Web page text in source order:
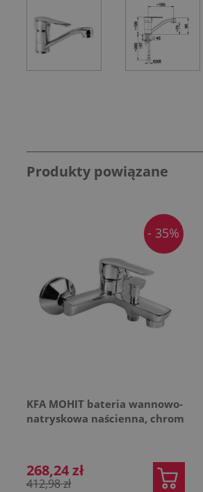
Produkty powiązane
KFA MOHIT bateria wannowo-
natryskowa naścienna, chrom
268,24 zł
412,98 zł
- 35%